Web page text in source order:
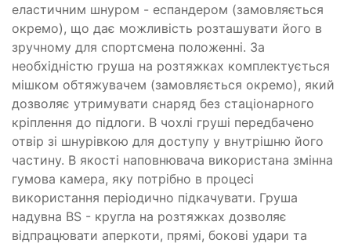
еластичним шнуром - еспандером (замовляється
окремо), що дає можливість розташувати його в
зручному для спортсмена положенні. За
необхідністю груша на розтяжках комплектується
мішком обтяжувачем (замовляється окремо), який
дозволяє утримувати снаряд без стаціонарного
кріплення до підлоги. В чохлі груші передбачено
отвір зі шнурівкою для доступу у внутрішню його
частину. В якості наповнювача використана змінна
гумова камера, яку потрібно в процесі
використання періодично підкачувати. Груша
надувна BS - кругла на розтяжках дозволяє
відпрацювати аперкоти, прямі, бокові удари та